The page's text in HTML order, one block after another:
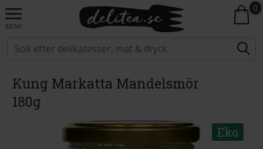
MENY
0
Kung Markatta Mandelsmör
180g
Eko